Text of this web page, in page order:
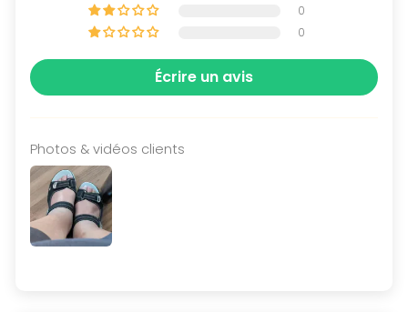
0
0
Écrire un avis
Photos & vidéos clients